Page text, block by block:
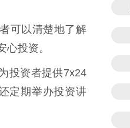
可以清楚地了解
投资。
投资者提供7x24
定期举办投资讲